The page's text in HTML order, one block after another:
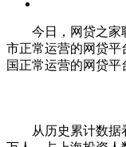
今日，网贷之家联
市正常运营的网贷平
国正常运营的网贷平
从历史累计数据看